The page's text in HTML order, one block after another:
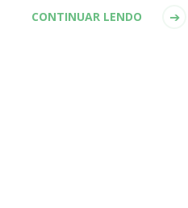
CONTINUAR LENDO